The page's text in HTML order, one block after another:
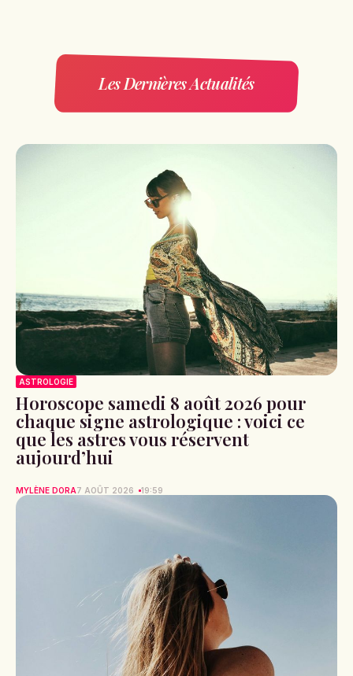
Les Dernières Actualités
ASTROLOGIE
Horoscope samedi 8 août 2026 pour
chaque signe astrologique : voici ce
que les astres vous réservent
aujourd’hui
MYLÈNE DORA7 AOÛT 2026 19:59